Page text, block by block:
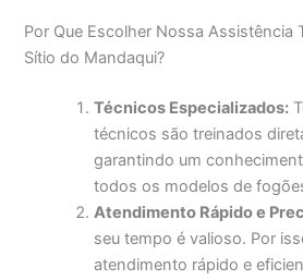
Por Que Escolher Nossa Assistência
Sítio do Mandaqui?
Técnicos Especializados:
técnicos são treinados
garantindo um
todos os modelos de
Atendimento Rápido e
seu tempo é valioso. Por
atendimento rápido e